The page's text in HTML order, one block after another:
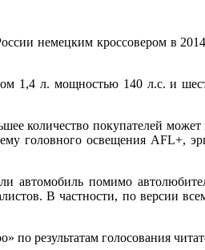
немецким кроссовером в
1,4 л. мощностью 140 л.с. и
количество покупателей может
головного освещения AFL+,
автомобиль помимо
В частности, по версии
результатам голосования